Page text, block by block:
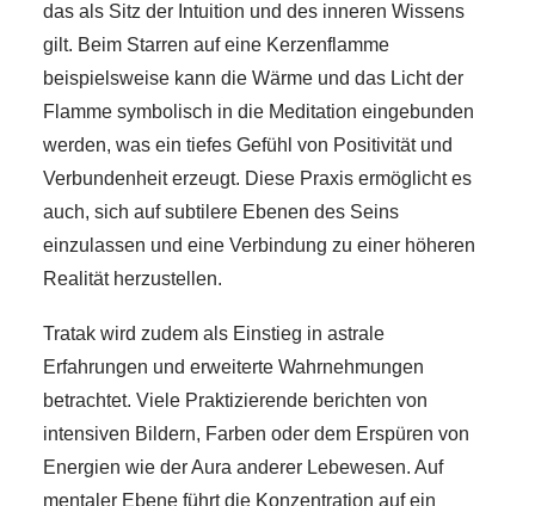
das als Sitz der Intuition und des inneren Wissens
gilt. Beim Starren auf eine Kerzenflamme
beispielsweise kann die Wärme und das Licht der
Flamme symbolisch in die Meditation eingebunden
werden, was ein tiefes Gefühl von Positivität und
Verbundenheit erzeugt. Diese Praxis ermöglicht es
auch, sich auf subtilere Ebenen des Seins
einzulassen und eine Verbindung zu einer höheren
Realität herzustellen.
Tratak wird zudem als Einstieg in astrale
Erfahrungen und erweiterte Wahrnehmungen
betrachtet. Viele Praktizierende berichten von
intensiven Bildern, Farben oder dem Erspüren von
Energien wie der Aura anderer Lebewesen. Auf
mentaler Ebene führt die Konzentration auf ein